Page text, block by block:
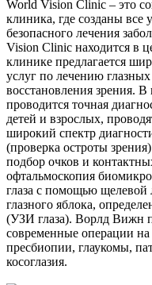
World Vision Clinic – это
клиника, где созданы все
безопасного лечения
Vision Clinic находится в
клинике предлагается
услуг по лечению
восстановления зрения.
проводится точная
детей и взрослых,
широкий спектр
(проверка остроты
подбор очков и
офтальмоскопия
глаза с помощью щелевой
глазного яблока,
(УЗИ глаза). Ворлд Вижн
современные операции на
пресбиопии, глаукомы,
косоглазия.